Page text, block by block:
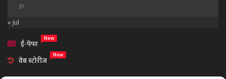
31
« Jul
ई-पेपर
New
वेब स्टोरीज New